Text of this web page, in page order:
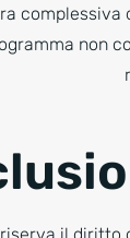
complessiva
non